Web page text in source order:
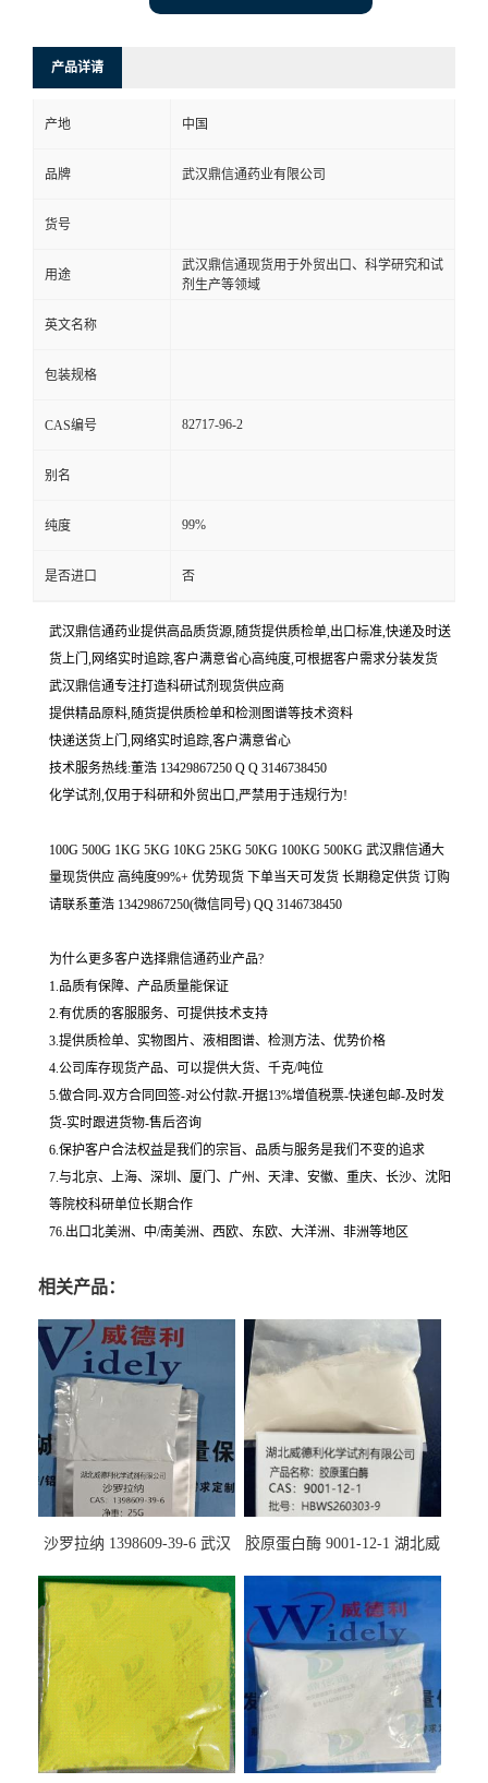
产品详请
产地 中国
品牌 武汉鼎信通药业有限公司
货号
用途
武汉鼎信通现货用于外贸出口、科学研究和试
剂生产等领域
英文名称
包装规格
CAS编号 82717-96-2
别名
纯度 99%
是否进口 否
武汉鼎信通药业提供高品质货源,随货提供质检单,出口标准,快递及时送
货上门,网络实时追踪,客户满意省心高纯度,可根据客户需求分装发货
武汉鼎信通专注打造科研试剂现货供应商
提供精品原料,随货提供质检单和检测图谱等技术资料
快递送货上门,网络实时追踪,客户满意省心
技术服务热线:董浩 13429867250 Q Q 3146738450
化学试剂,仅用于科研和外贸出口,严禁用于违规行为!
100G 500G 1KG 5KG 10KG 25KG 50KG 100KG 500KG 武汉鼎信通大
量现货供应 高纯度99%+ 优势现货 下单当天可发货 长期稳定供货 订购
请联系董浩 13429867250(微信同号) QQ 3146738450
为什么更多客户选择鼎信通药业产品?
1.品质有保障、产品质量能保证
2.有优质的客服服务、可提供技术支持
3.提供质检单、实物图片、液相图谱、检测方法、优势价格
4.公司库存现货产品、可以提供大货、千克/吨位
5.做合同-双方合同回签-对公付款-开据13%增值税票-快递包邮-及时发
货-实时跟进货物-售后咨询
6.保护客户合法权益是我们的宗旨、品质与服务是我们不变的追求
7.与北京、上海、深圳、厦门、广州、天津、安徽、重庆、长沙、沈阳
等院校科研单位长期合作
76.出口北美洲、中/南美洲、西欧、东欧、大洋洲、非洲等地区
相关产品：
沙罗拉纳 1398609-39-6 武汉
胶原蛋白酶 9001-12-1 湖北威